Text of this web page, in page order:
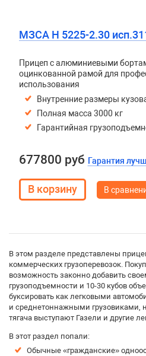
МЗСА H 5225-2.30
Прицеп с алюминиевыми
оцинкованной рамой для
использования
Внутренние размеры
Полная масса 3000 кг
Гарантийная
677800 руб Гарантия
В
В этом разделе представлены
коммерческих грузоперевозок.
возможность законно добавить
грузоподъемности и 10-30 кубов
буксировать как легковыми
и среднетоннажными грузовиками,
тягача выступают Газели и другие
В этот раздел попали:
Обычные «гражданские»